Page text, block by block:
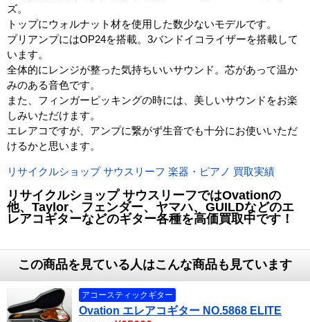
ズ。
トップにウォルナット材を使用した数少ないモデルです。
プリアンプにはOP24を搭載。3バンドイコライザーを搭載して
います。
全体的にレンジが整った気持ちいいサウンド。芯があって温か
みのある音色です。
また、フィンガーピッキングの時には、美しいサウンドをお楽
しみいただけます。
エレアコですが、アンプに繋がず生音でも十分にお使いいただ
けるかと思います。
リサイクルショップ サウスリーフ 楽器・ピアノ 買取実績
リサイクルショップ サウスリーフではOvationの
他、Taylor、フェンダー、ヤマハ、GUILDなどのエ
レアコギターなどのギター各種を高価買取中です！
この商品を見ている人はこんな商品も見ています
アコースティックギター
Ovation エレアコギター NO.5868 ELITE